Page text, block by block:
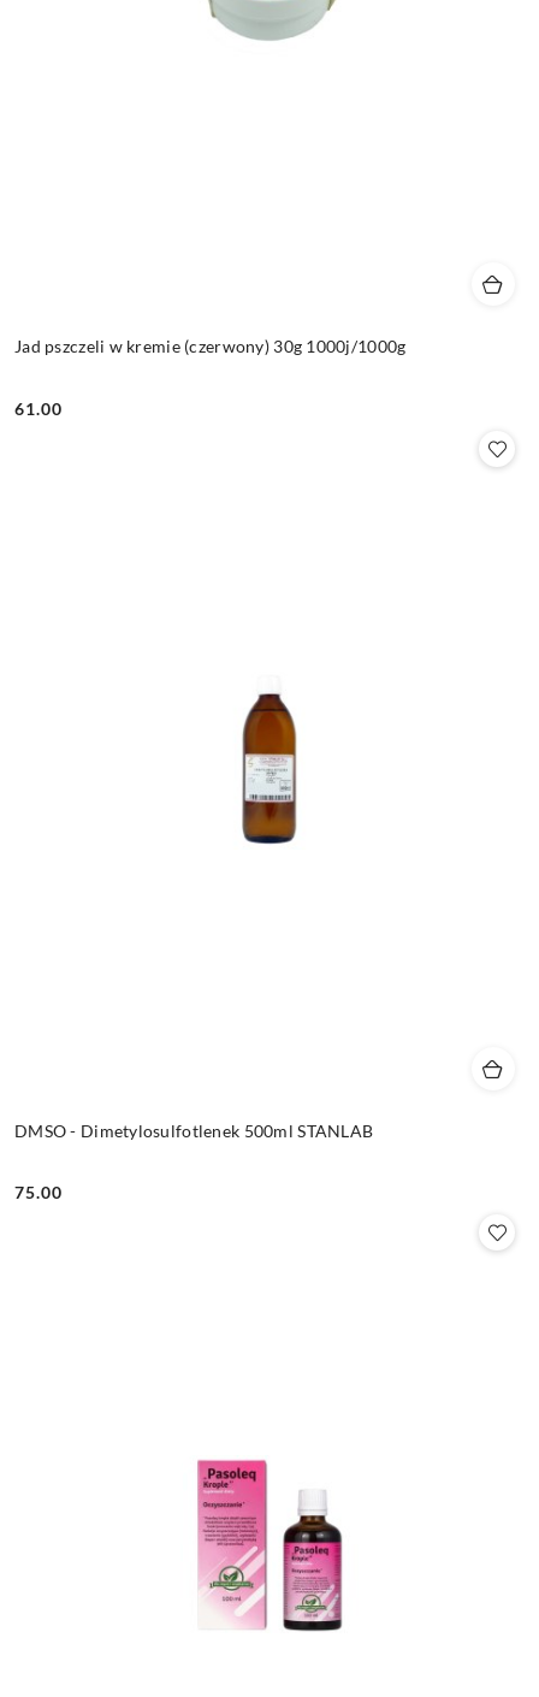
Jad pszczeli w kremie (czerwony) 30g 1000j/1000g
Cena:
61.00
DMSO - Dimetylosulfotlenek 500ml STANLAB
Cena:
75.00